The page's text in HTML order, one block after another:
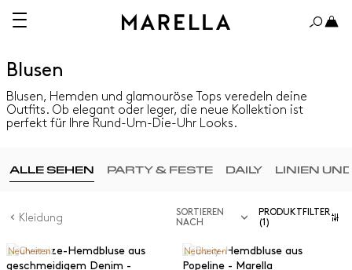
Blusen
Blusen, Hemden und glamouröse Tops veredeln deine
Outfits. Ob elegant oder leger, die neue Kollektion ist
perfekt für Ihre Rund-Um-Die-Uhr Looks.
ALLE SEHEN PARTY & FESTE DAILY LINIEN
Kleidung
SORTIEREN
NACH
PRODUKTFILTER
(1)
Neuheiten Neuheiten